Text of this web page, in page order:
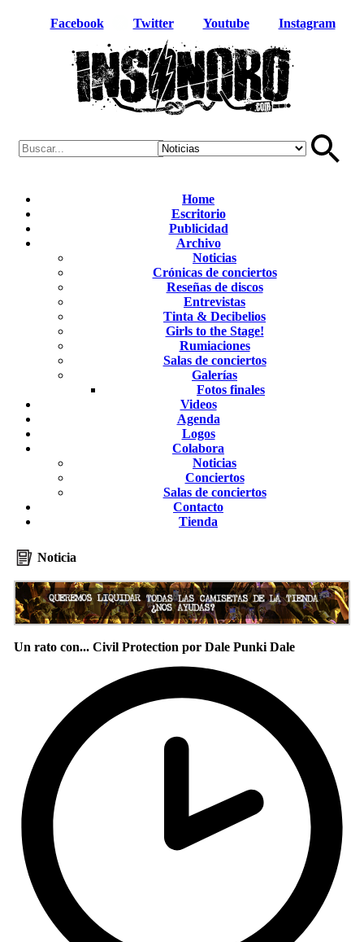
Facebook Twitter Youtube Instagram
Home
Escritorio
Publicidad
Archivo
Noticias
Crónicas de conciertos
Reseñas de discos
Entrevistas
Tinta & Decibelios
Girls to the Stage!
Rumiaciones
Salas de conciertos
Galerías
Fotos finales
Videos
Agenda
Logos
Colabora
Noticias
Conciertos
Salas de conciertos
Contacto
Tienda
Noticia
Un rato con... Civil Protection por Dale Punki Dale